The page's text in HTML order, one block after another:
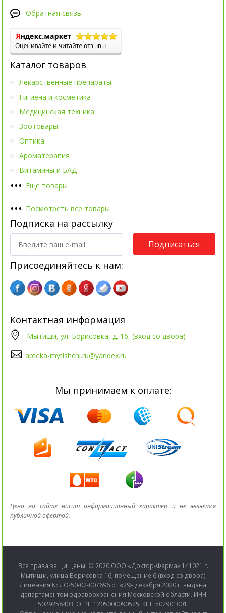
Обратная связь
Каталог товаров
••• Еще товары
Лекарственные препараты
Гигиена и косметика
Медицинская техника
Зоотовары
Оптика
Ароматерапия
Витамины и БАД
••• Посмотреть все товары
Подписка на рассылку
Подписаться
Присоединяйтесь к нам:
Контактная информация
г.Мытищи, ул. Борисовка, д. 16, (вход со двора)
apteka-mytishchi.ru@yandex.ru
Мы принимаем к оплате:
Цена на сайте носит информационный характер и не является
публичной офертой.
Все права защищены. © 2020 ООО «Доктор-Фарма» 141021 г.
Мытищи, улица Борисовка 16, помещение 6 (вход со двора)
Лицензия № ЛО-50-02-007696 от «29» декабря 2020 г. выдана
департаментом здравоохранения Московской области. ИНН
5029258403, ОГРН 1205000090525, КПП 502901001.